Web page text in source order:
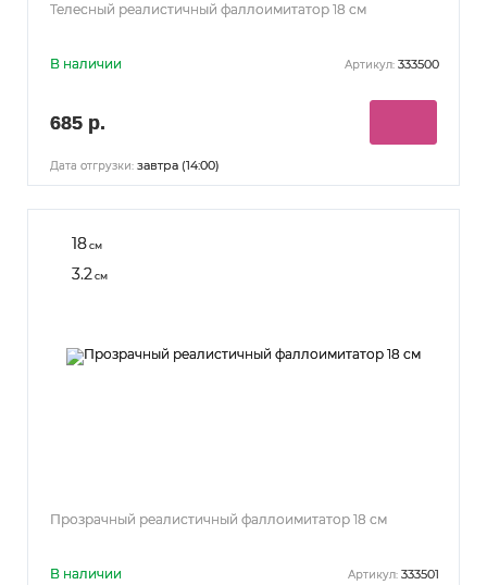
Телесный реалистичный фаллоимитатор 18 см
В наличии Артикул: 333500
685 р.
Дата отгрузки: завтра (14:00)
18см
3.2см
Прозрачный реалистичный фаллоимитатор 18 см
В наличии Артикул: 333501